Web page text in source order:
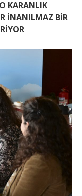
KARANLIK
İNANILMAZ BİR